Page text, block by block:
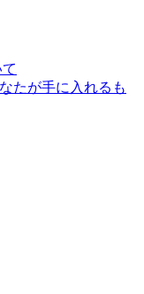
たが手に入れるも